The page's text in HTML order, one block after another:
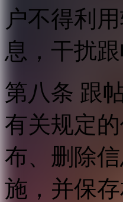
户不得利
息，干扰
第八条 跟
有关规定
布、删除
施，并保存